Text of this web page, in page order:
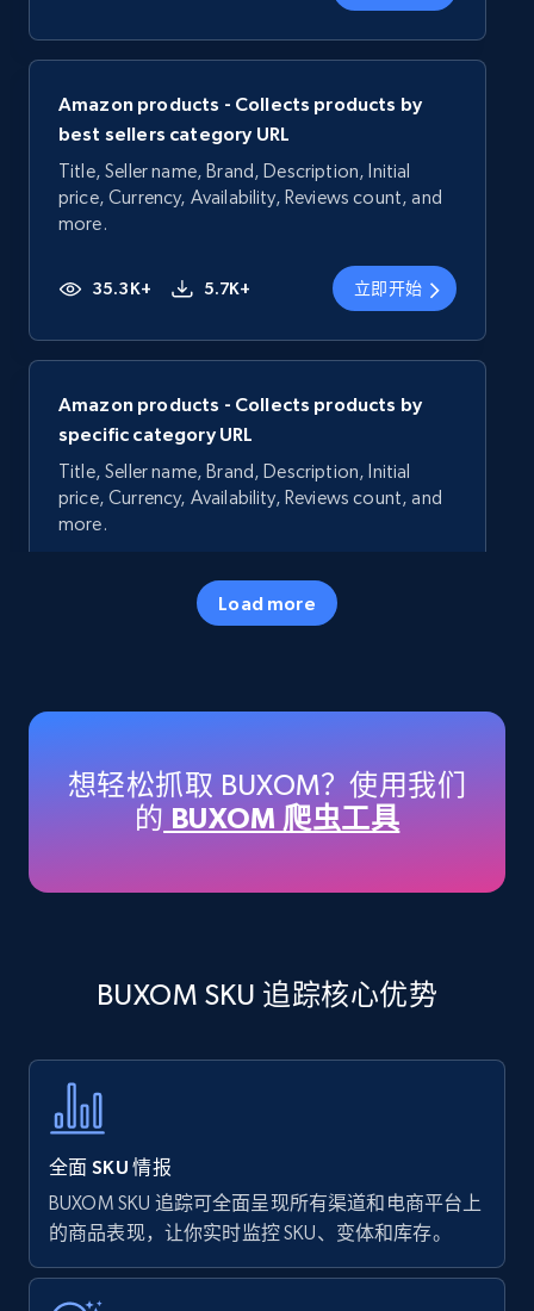
Amazon products - Collects products by
best sellers category URL
Title, Seller name, Brand, Description, Initial
price, Currency, Availability, Reviews count, and
more.
35.3K+ 5.7K+ 立即开始
Amazon products - Collects products by
specific category URL
Title, Seller name, Brand, Description, Initial
price, Currency, Availability, Reviews count, and
more.
5.7K+
Title, Seller name, Brand, Description, Initial
price, Currency, Availability, Reviews count, and
35.3K+ 5.7K+ 立即开始
Amazon products - find products by using
price, Currency, Availability, Reviews count, and
more.
5.7K+ 立即开始
Amazon Reviews
Load more
想轻松抓取 BUXOM？使用我们
的 BUXOM 爬虫工具
BUXOM SKU 追踪核心优势
全面 SKU 情报
BUXOM SKU 追踪可全面呈现所有渠道和电商平台上
的商品表现，让你实时监控 SKU、变体和库存。